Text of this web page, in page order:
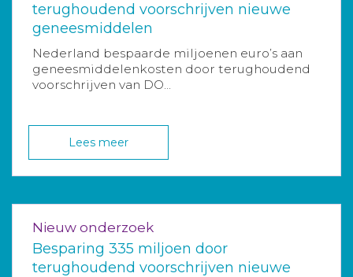
terughoudend voorschrijven nieuwe
geneesmiddelen
Nederland bespaarde miljoenen euro’s aan
geneesmiddelenkosten door terughoudend
voorschrijven van DO...
Lees meer
Nieuw onderzoek
Besparing 335 miljoen door
terughoudend voorschrijven nieuwe